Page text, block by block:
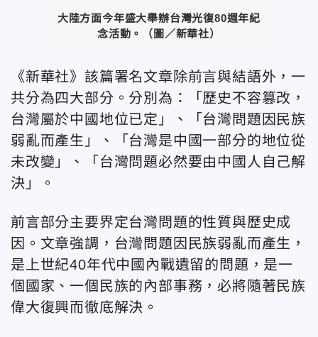
大陸方面今年盛大舉辦台灣光復80週年紀
念活動。（ 圖／新華社）
《新華社》該篇署名文章除前言與結語外，一
共分為四大部分。分別為：「歷史不容篡改，
台灣屬於中國地位已定」、「台灣問題因民族
弱亂而產生」、「台灣是中國一部分的地位從
未改變」、「台灣問題必然要由中國人自己解
決」。
前言部分主要界定台灣問題的性質與歷史成
因。文章強調，台灣問題因民族弱亂而產生，
是上世紀40年代中國內戰遺留的問題，是一
個國家、一個民族的內部事務，必將隨著民族
偉大復興而徹底解決。